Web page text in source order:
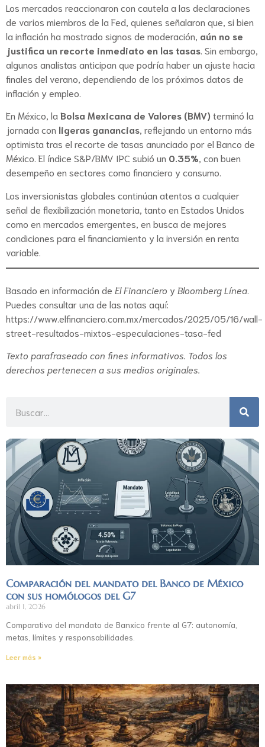
Los mercados reaccionaron con cautela a las declaraciones
de varios miembros de la Fed, quienes señalaron que, si bien
la inflación ha mostrado signos de moderación, aún no se
justifica un recorte inmediato en las tasas . Sin embargo,
algunos analistas anticipan que podría haber un ajuste hacia
finales del verano, dependiendo de los próximos datos de
inflación y empleo.
En México, la Bolsa Mexicana de Valores (BMV) terminó la
jornada con ligeras ganancias , reflejando un entorno más
optimista tras el recorte de tasas anunciado por el Banco de
México. El índice S&P/BMV IPC subió un 0.35% , con buen
desempeño en sectores como financiero y consumo.
Los inversionistas globales continúan atentos a cualquier
señal de flexibilización monetaria, tanto en Estados Unidos
como en mercados emergentes, en busca de mejores
condiciones para el financiamiento y la inversión en renta
variable.
Basado en información de El Financiero y Bloomberg Línea
Puedes consultar una de las notas aquí:
https://www.elfinanciero.com.mx/mercados/2025/05/16/wall-
street-resultados-mixtos-especulaciones-tasa-fed
Texto parafraseado con fines informativos. Todos los
derechos pertenecen a sus medios originales.
Comparación del mandato del Banco de México
con sus homólogos del G7
abril 1, 2026
Comparativo del mandato de Banxico frente al G7: autonomía,
metas, límites y responsabilidades.
Leer más »